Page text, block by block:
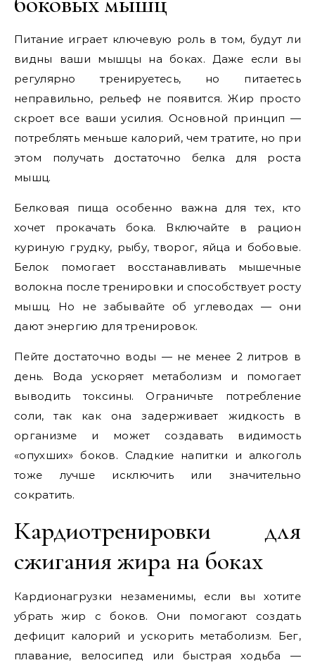
Питание играет ключевую роль в том, будут ли
видны ваши мышцы на боках. Даже если вы
регулярно тренируетесь, но питаетесь
неправильно, рельеф не появится. Жир просто
скроет все ваши усилия. Основной принцип —
потреблять меньше калорий, чем тратите, но при
этом получать достаточно белка для роста
мышц.
Белковая пища особенно важна для тех, кто
хочет прокачать бока. Включайте в рацион
куриную грудку, рыбу, творог, яйца и бобовые.
Белок помогает восстанавливать мышечные
волокна после тренировки и способствует росту
мышц. Но не забывайте об углеводах — они
дают энергию для тренировок.
Пейте достаточно воды — не менее 2 литров в
день. Вода ускоряет метаболизм и помогает
выводить токсины. Ограничьте потребление
соли, так как она задерживает жидкость в
организме и может создавать видимость
«опухших» боков. Сладкие напитки и алкоголь
тоже лучше исключить или значительно
сократить.
Кардиотренировки для
сжигания жира на боках
Кардионагрузки незаменимы, если вы хотите
убрать жир с боков. Они помогают создать
дефицит калорий и ускорить метаболизм. Бег,
плавание, велосипед или быстрая ходьба —